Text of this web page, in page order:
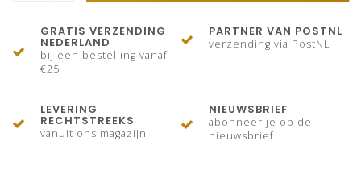
GRATIS VERZENDING
NEDERLAND
bij een bestelling vanaf
€25
PARTNER VAN POSTNL
verzending via PostNL
LEVERING
RECHTSTREEKS
vanuit ons magazijn
NIEUWSBRIEF
abonneer je op de
nieuwsbrief